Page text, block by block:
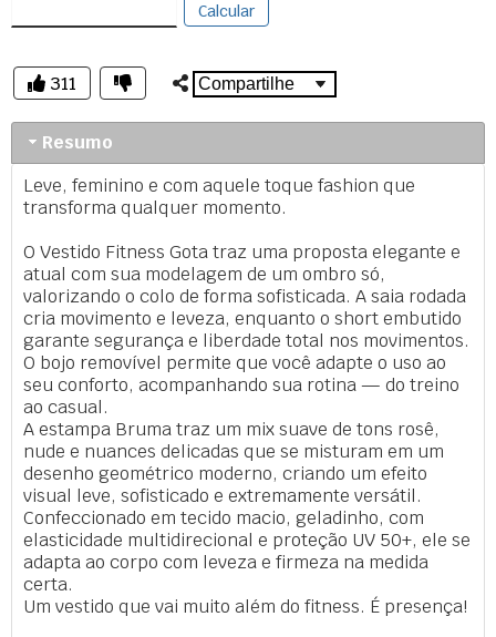
Calcular
311
Resumo
Leve, feminino e com aquele toque fashion que
transforma qualquer momento.
O Vestido Fitness Gota traz uma proposta elegante e
atual com sua modelagem de um ombro só,
valorizando o colo de forma sofisticada. A saia rodada
cria movimento e leveza, enquanto o short embutido
garante segurança e liberdade total nos movimentos.
O bojo removível permite que você adapte o uso ao
seu conforto, acompanhando sua rotina — do treino
ao casual.
A estampa Bruma traz um mix suave de tons rosê,
nude e nuances delicadas que se misturam em um
desenho geométrico moderno, criando um efeito
visual leve, sofisticado e extremamente versátil.
Confeccionado em tecido macio, geladinho, com
elasticidade multidirecional e proteção UV 50+, ele se
adapta ao corpo com leveza e firmeza na medida
certa.
Um vestido que vai muito além do fitness. É presença!